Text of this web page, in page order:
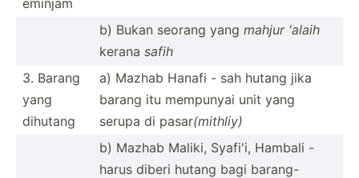
b) Bukan seorang yang mahjur 'alaih
kerana safih
3. Barang
yang
dihutang
a) Mazhab Hanafi - sah hutang jika
barang itu mempunyai unit yang
serupa di pasar(mithliy)
b) Mazhab Maliki, Syafi'i, Hambali -
harus diberi hutang bagi barang­-